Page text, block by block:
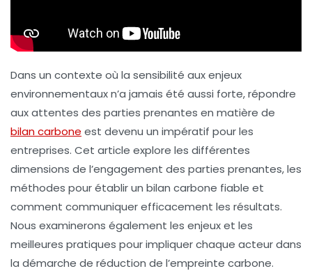
Dans un contexte où la sensibilité aux enjeux
environnementaux n’a jamais été aussi forte, répondre
aux attentes des parties prenantes en matière de
bilan carbone est devenu un impératif pour les
entreprises. Cet article explore les différentes
dimensions de l’engagement des parties prenantes, les
méthodes pour établir un bilan carbone fiable et
comment communiquer efficacement les résultats.
Nous examinerons également les enjeux et les
meilleures pratiques pour impliquer chaque acteur dans
la démarche de réduction de l’empreinte carbone.